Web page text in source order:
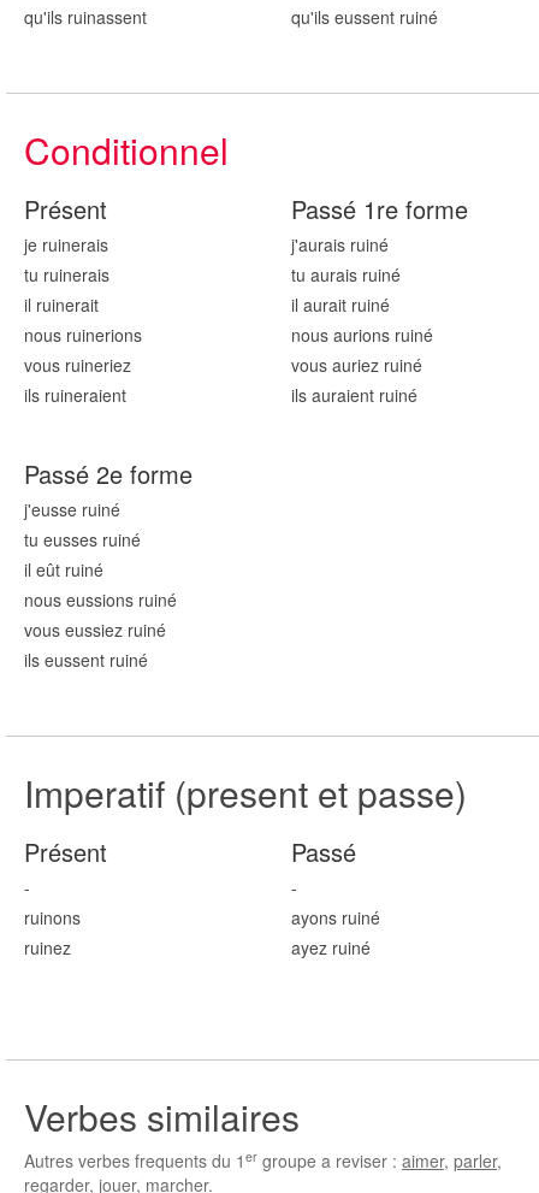
qu'ils ruinassent
qu'ils eussent ruiné
Conditionnel
Présent
je ruinerais
tu ruinerais
il ruinerait
nous ruinerions
vous ruineriez
ils ruineraient
Passé 1re forme
j'aurais ruiné
tu aurais ruiné
il aurait ruiné
nous aurions ruiné
vous auriez ruiné
ils auraient ruiné
Passé 2e forme
j'eusse ruiné
tu eusses ruiné
il eût ruiné
nous eussions ruiné
vous eussiez ruiné
ils eussent ruiné
Imperatif (present et passe)
Présent
-
ruinons
ruinez
Passé
-
ayons ruiné
ayez ruiné
Verbes similaires
Autres verbes frequents du 1 er groupe a reviser : aimer, parler,
regarder, jouer, marcher.